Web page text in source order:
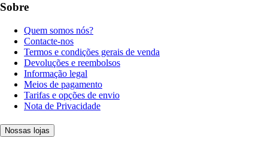
Sobre
Quem somos nós?
Contacte-nos
Termos e condições gerais de venda
Devoluções e reembolsos
Informação legal
Meios de pagamento
Tarifas e opções de envio
Nota de Privacidade
Nossas lojas